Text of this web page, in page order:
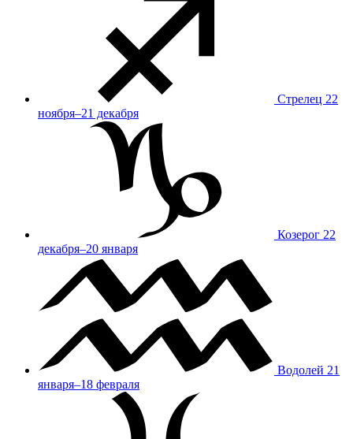
Стрелец 22
ноября–21 декабря
Козерог 22
декабря–20 января
Водолей 21
января–18 февраля